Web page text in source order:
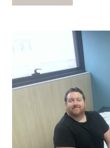
EXPERIENCIA
PARTO
(PARTE